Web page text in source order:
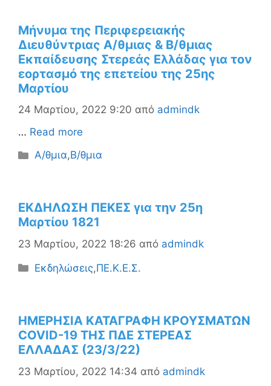
Μήνυμα της Περιφερειακής
Διευθύντριας Α/θμιας & Β/θμιας
Εκπαίδευσης Στερεάς Ελλάδας για τον
εορτασμό της επετείου της 25ης
Μαρτίου
24 Μαρτίου, 2022 9:20 από admindk
… Read more
Κατηγορίες
Α/θμια,Β/θμια
ΕΚΔΗΛΩΣΗ ΠΕΚΕΣ για την 25η
Μαρτίου 1821
23 Μαρτίου, 2022 18:26 από admindk
Κατηγορίες
Εκδηλώσεις,ΠΕ.Κ.Ε.Σ.
ΗΜΕΡΗΣΙΑ ΚΑΤΑΓΡΑΦΗ ΚΡΟΥΣΜΑΤΩΝ
COVID-19 ΤΗΣ ΠΔΕ ΣΤΕΡΕΑΣ
ΕΛΛΑΔΑΣ (23/3/22)
23 Μαρτίου, 2022 14:34 από admindk